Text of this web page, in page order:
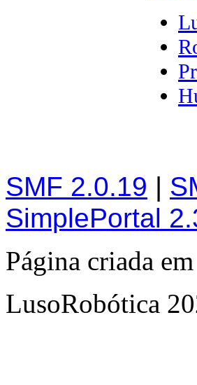
SMF 2.0.19 |
SimplePortal
Página criada
LusoRobótica